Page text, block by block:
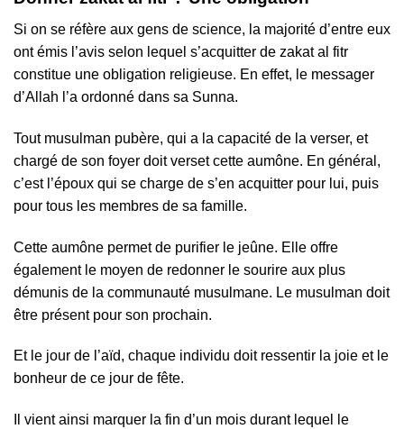
Si on se réfère aux gens de science, la majorité d’entre eux
ont émis l’avis selon lequel s’acquitter de zakat al fitr
constitue une obligation religieuse. En effet, le messager
d’Allah l’a ordonné dans sa Sunna.
Tout musulman pubère, qui a la capacité de la verser, et
chargé de son foyer doit verset cette aumône. En général,
c’est l’époux qui se charge de s’en acquitter pour lui, puis
pour tous les membres de sa famille.
Cette aumône permet de purifier le jeûne. Elle offre
également le moyen de redonner le sourire aux plus
démunis de la communauté musulmane. Le musulman doit
être présent pour son prochain.
Et le jour de l’aïd, chaque individu doit ressentir la joie et le
bonheur de ce jour de fête.
Il vient ainsi marquer la fin d’un mois durant lequel le